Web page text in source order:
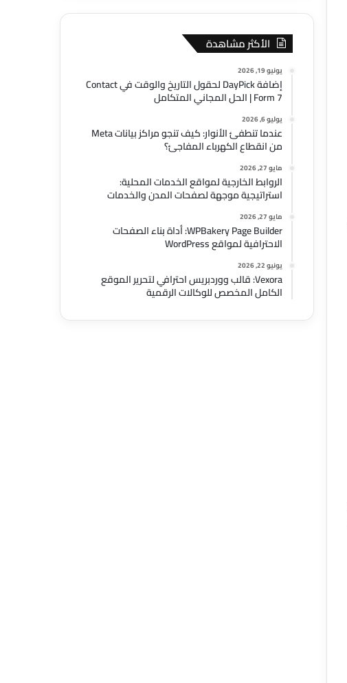
الأكثر مشاهدة
يونيو 19, 2026
إضافة DayPick لحقول التاريخ والوقت في Contact
Form 7 | الحل المجاني المتكامل
يوليو 6, 2026
عندما تنطفئ الأنوار: كيف تنجو مراكز بيانات Meta
من انقطاع الكهرباء المفاجئ؟
مايو 27, 2026
الروابط الخارجية لمواقع الخدمات المحلية:
استراتيجية موجهة لصفحات المدن والخدمات
مايو 27, 2026
WPBakery Page Builder: أداة بناء الصفحات
الاحترافية لمواقع WordPress
يونيو 22, 2026
Vexora: قالب ووردبريس احترافي لتحرير الموقع
الكامل المخصص للوكالات الرقمية